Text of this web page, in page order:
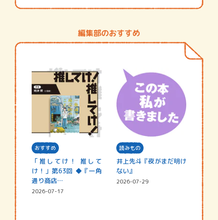
編集部のおすすめ
おすすめ
「推してけ！ 推して
け！」第63回 ◆『一角
通り商店…
2026-07-17
読みもの
井上先斗『夜がまだ明け
ない』
2026-07-29